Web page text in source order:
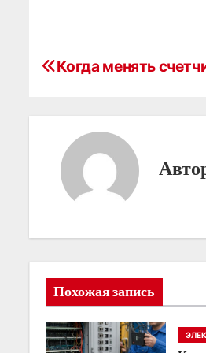
Н
и
я
п
Когда менять
Похожая запись